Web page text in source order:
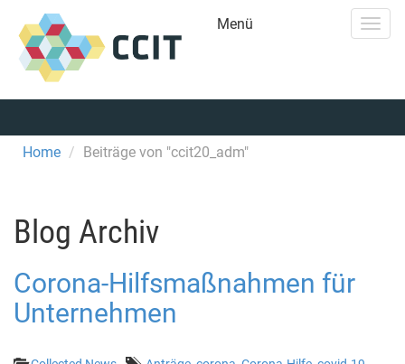
Menü
Home Beiträge von "ccit20_adm"
Blog Archiv
Corona-Hilfsmaßnahmen für
Unternehmen